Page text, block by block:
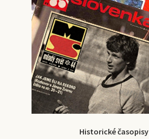
Historické časopisy